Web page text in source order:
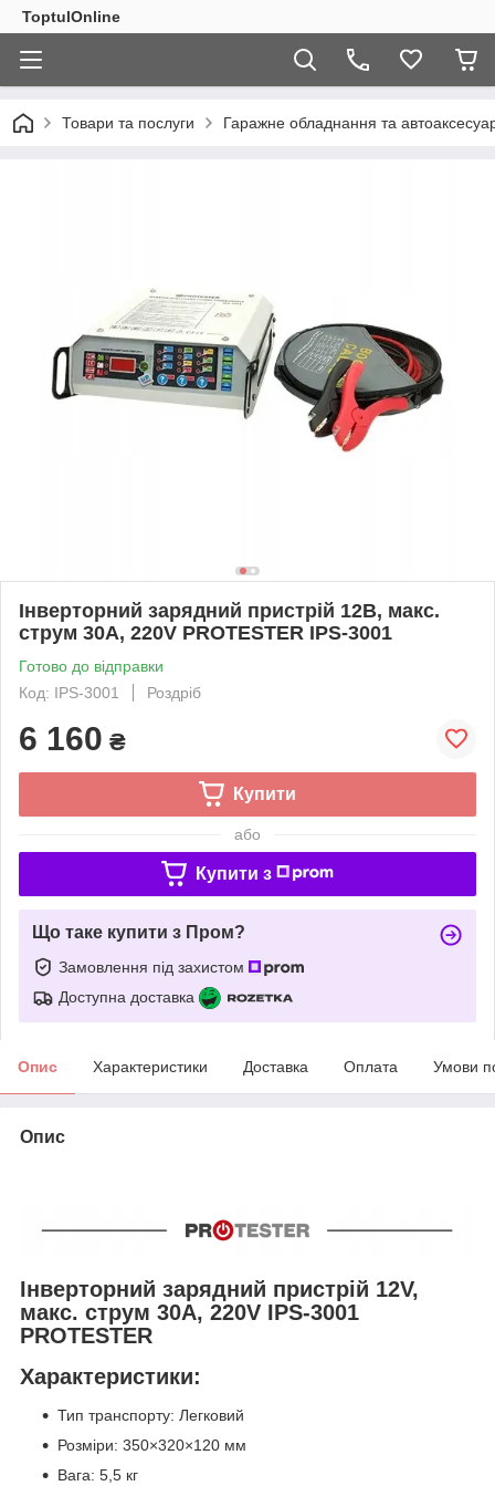
ToptulOnline
Товари та послуги Гаражне обладнання та
Інверторний зарядний пристрій 12В, макс.
струм 30A, 220V PROTESTER IPS-3001
Готово до відправки
Код: IPS-3001
Роздріб
6 160 ₴
Купити
або
Купити з
Що таке купити з Пром?
Замовлення під захистом
Доступна доставка
Опис Характеристики Доставка Оплата Умови
Опис
Інверторний зарядний пристрій 12V,
макс. струм 30A, 220V IPS-3001
PROTESTER
Характеристики:
Тип транспорту: Легковий
Розміри: 350×320×120 мм
Вага: 5,5 кг